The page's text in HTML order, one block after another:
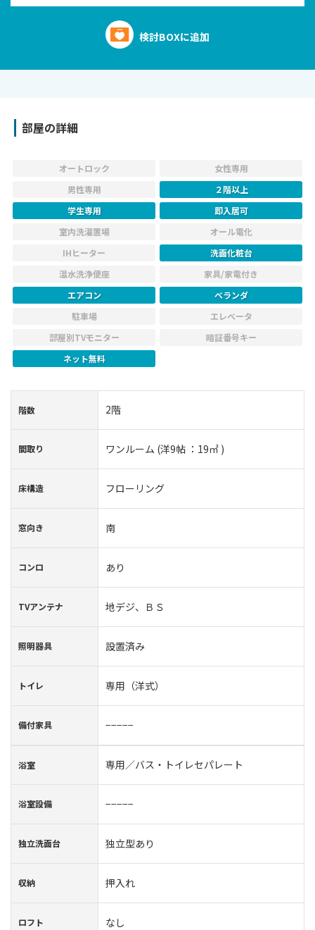
検討BOXに追加
部屋の詳細
オートロック
女性専用
男性専用
２階以上
学生専用
即入居可
室内洗濯置場
オール電化
IHヒーター
洗面化粧台
温水洗浄便座
家具/家電付き
エアコン
ベランダ
駐車場
エレベータ
部屋別TVモニター
暗証番号キー
ネット無料
階数 2階
間取り ワンルーム (洋9帖 ：19㎡ )
床構造 フローリング
窓向き 南
コンロ あり
TVアンテナ 地デジ、ＢＳ
照明器具 設置済み
トイレ 専用（洋式）
備付家具 −−−−−
浴室 専用／バス・トイレセパレート
浴室設備 −−−−−
独立洗面台 独立型あり
収納 押入れ
ロフト なし